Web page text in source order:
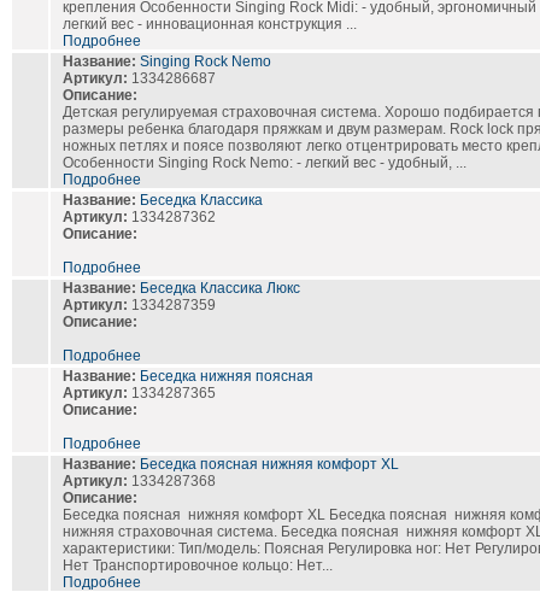
крепления Особенности Singing Rock Midi: - удобный, эргономичный
легкий вес - инновационная конструкция ...
Подробнее
Название: Singing Rock Nemo
Артикул: 1334286687
Описание:
Детская регулируемая страховочная система. Хорошо подбирается
размеры ребенка благодаря пряжкам и двум размерам. Rock lock
ножных петлях и поясе позволяют легко отцентрировать место
Особенности Singing Rock Nemo: - легкий вес - удобный, ...
Подробнее
Название: Беседка Классика
Артикул: 1334287362
Описание:
Подробнее
Название: Беседка Классика Люкс
Артикул: 1334287359
Описание:
Подробнее
Название: Беседка нижняя поясная
Артикул: 1334287365
Описание:
Подробнее
Название: Беседка поясная нижняя комфорт XL
Артикул: 1334287368
Описание:
Беседка поясная нижняя комфорт XL Беседка поясная нижняя
нижняя страховочная система. Беседка поясная нижняя комфорт
характеристики: Тип/модель: Поясная Регулировка ног: Нет
Нет Транспортировочное кольцо: Нет...
Подробнее